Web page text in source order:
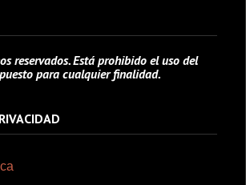
reservados. Está prohibido el uso del
para cualquier finalidad.